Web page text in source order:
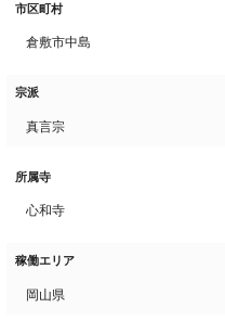
市区町村
倉敷市中島
宗派
真言宗
所属寺
心和寺
稼働エリア
岡山県